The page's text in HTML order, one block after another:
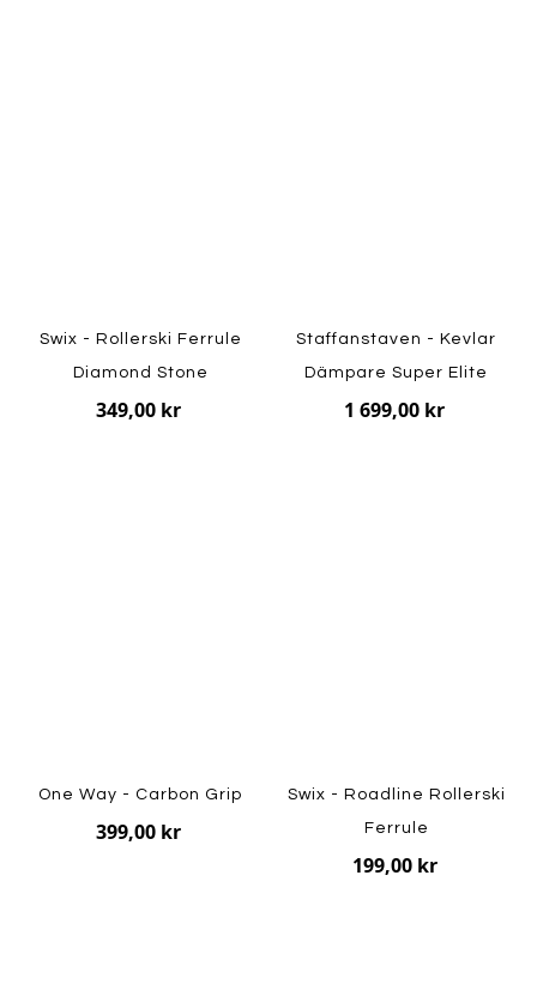
Swix - Rollerski Ferrule
Diamond Stone
349,00 kr
Staffanstaven - Kevlar
Dämpare Super Elite
1 699,00 kr
One Way - Carbon Grip
399,00 kr
Swix - Roadline Rollerski
Ferrule
199,00 kr